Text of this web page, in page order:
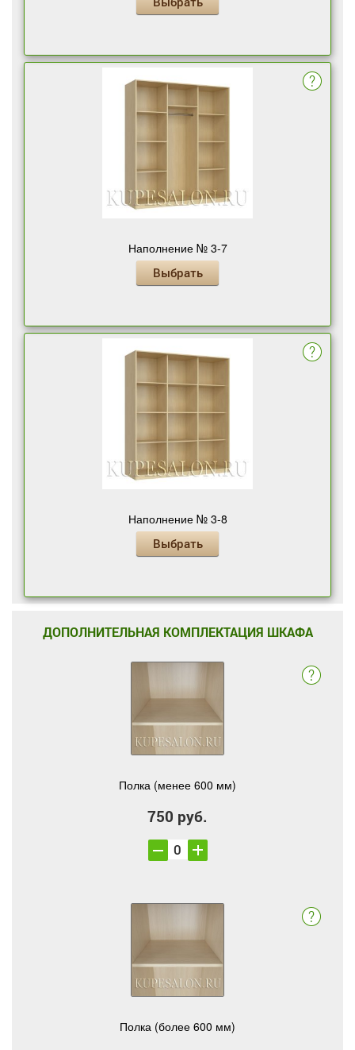
Наполнение № 3-7
Выбрать
Наполнение № 3-8
Выбрать
ДОПОЛНИТЕЛЬНАЯ КОМПЛЕКТАЦИЯ ШКАФА
Полка (менее 600 мм)
750 руб.
Полка (более 600 мм)